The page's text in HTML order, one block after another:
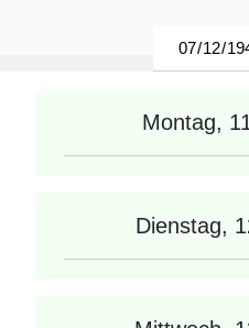
Montag,
Dienstag,